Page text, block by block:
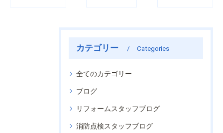
カテゴリー Categories
全てのカテゴリー
ブログ
リフォームスタッフブログ
消防点検スタッフブログ